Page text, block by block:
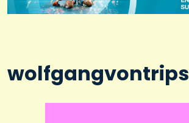
wolfgangvontrips